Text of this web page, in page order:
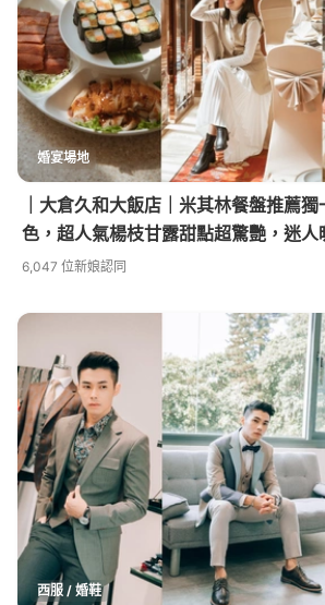
婚宴場地
｜大倉久和大飯店｜米其林餐盤推薦
色，超人氣楊枝甘露甜點超驚艷，迷人
的落地窗宴會廳
6,047 位新娘認同
⻄服 / 婚鞋